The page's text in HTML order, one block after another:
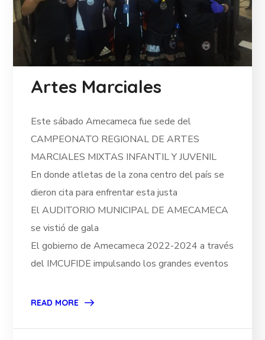
Artes Marciales
Este sábado Amecameca fue sede del
CAMPEONATO REGIONAL DE ARTES
MARCIALES MIXTAS INFANTIL Y JUVENIL
En donde atletas de la zona centro del país se
dieron cita para enfrentar esta justa
El AUDITORIO MUNICIPAL DE AMECAMECA
se vistió de gala
El gobierno de Amecameca 2022-2024 a través
del IMCUFIDE impulsando los grandes eventos
READ MORE